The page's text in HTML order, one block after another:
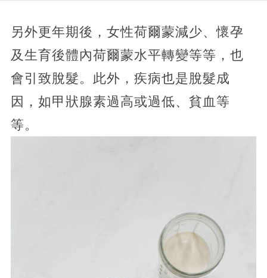
另外更年期後，女性荷爾蒙減少、懷孕
及生育後體內荷爾蒙水平轉變等等，也
會引致脫髮。此外，疾病也是脫髮成
因，如甲狀腺素過高或過低、貧血等
等。